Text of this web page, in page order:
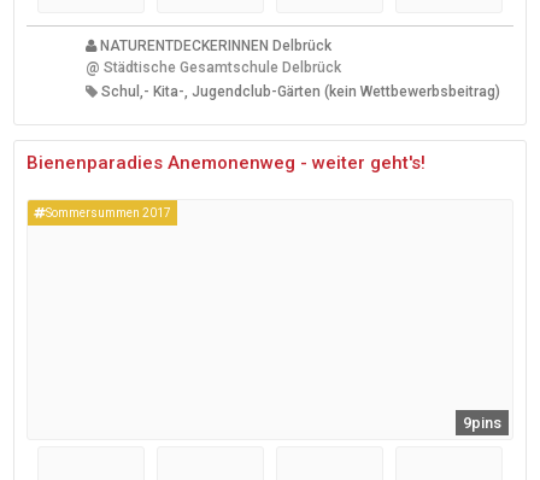
NATURENTDECKERINNEN Delbrück
@ Städtische Gesamtschule Delbrück
Schul,- Kita-, Jugendclub-Gärten (kein Wettbewerbsbeitrag)
Bienenparadies Anemonenweg - weiter geht's!
Sommersummen 2017
9pins